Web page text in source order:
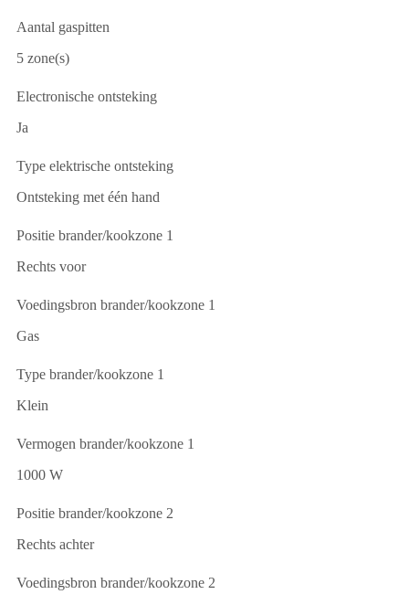
Aantal gaspitten
5 zone(s)
Electronische ontsteking
Ja
Type elektrische ontsteking
Ontsteking met één hand
Positie brander/kookzone 1
Rechts voor
Voedingsbron brander/kookzone 1
Gas
Type brander/kookzone 1
Klein
Vermogen brander/kookzone 1
1000 W
Positie brander/kookzone 2
Rechts achter
Voedingsbron brander/kookzone 2